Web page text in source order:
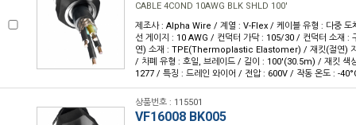
CABLE 4COND 10AWG BLK SHLD 100'
제조사 : Alpha Wire / 계열 : V-Flex / 케이블 유형 : 다중 도
선 게이지 : 10 AWG / 컨덕터 가닥 : 105/30 / 컨덕터 소재 :
연) 소재 : TPE(Thermoplastic Elastomer) / 재킷(절연)
/ 차폐 유형 : 호일, 브레이드 / 길이 : 100'(30.5m) / 재킷 색
1277 / 특징 : 드레인 와이어 / 전압 : 600V / 작동 온도 : -
상품번호 : 115501
VF16008 BK005